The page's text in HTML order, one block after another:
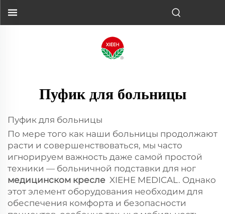
Пуфик для больницы
Пуфик для больницы
По мере того как наши больницы продолжают
расти и совершенствоваться, мы часто
игнорируем важность даже самой простой
техники — больничной подставки для ног
медицинском кресле XIEHE MEDICAL. Однако
этот элемент оборудования необходим для
обеспечения комфорта и безопасности